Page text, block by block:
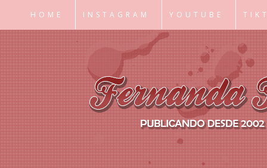
HOME INSTAGRAM YOUTUBE